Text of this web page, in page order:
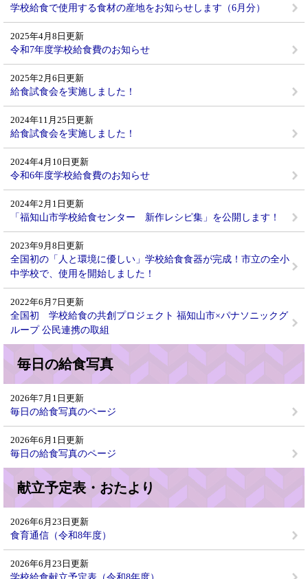
学校給食で使用する食材の産地をお知らせします（6月分）
2025年4月8日更新
令和7年度学校給食費のお知らせ
2025年2月6日更新
給食試食会を実施しました！
2024年11月25日更新
給食試食会を実施しました！
2024年4月10日更新
令和6年度学校給食費のお知らせ
2024年2月1日更新
「福知山市学校給食センター 新作レシピ集」を公開します！
2023年9月8日更新
全国初の「人と環境に優しい」学校給食食器が完成！市立の全小
中学校で、使用を開始しました！
2022年6月7日更新
全国初 学校給食の共創プロジェクト 福知山市×パナソニックグ
ループ 公民連携の取組
毎日の給食写真
2026年7月1日更新
毎日の給食写真のページ
2026年6月1日更新
毎日の給食写真のページ
献立予定表・おたより
2026年6月23日更新
食育通信（令和8年度）
2026年6月23日更新